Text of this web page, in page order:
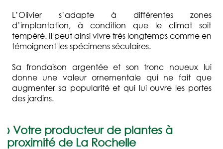
CONTACT
L’Olivier s’adapte à différentes zones
d’implantation, à condition que le climat soit
tempéré. Il peut ainsi vivre très longtemps comme en
témoignent les spécimens séculaires.
Sa frondaison argentée et son tronc noueux lui
donne une valeur ornementale qui ne fait que
augmenter sa popularité et qui lui ouvre les portes
des jardins.
› Votre producteur de plantes à
proximité de La Rochelle